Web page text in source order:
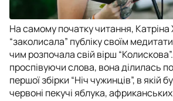
На самому початку читання,
“заколисала” публіку своїм
чим розпочала свій вірш
проспівуючи слова, вона ділилась
першої збірки “Ніч чужинців”, в якій
червоні пекучі яблука,